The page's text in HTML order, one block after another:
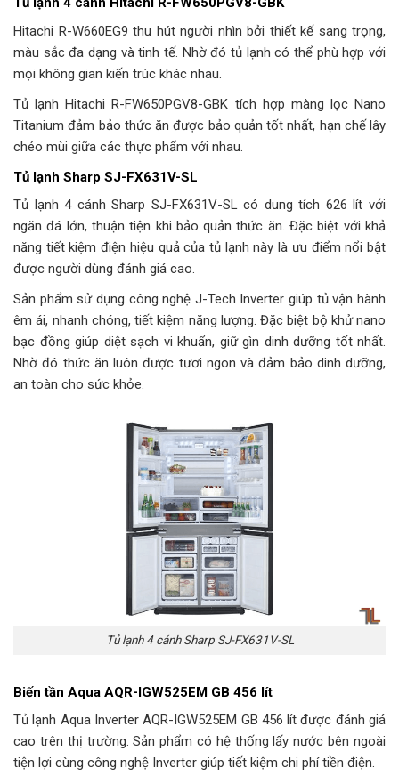
Hitachi R-W660EG9 thu hút người nhìn bởi thiết kế sang trọng,
màu sắc đa dạng và tinh tế. Nhờ đó tủ lạnh có thể phù hợp với
mọi không gian kiến trúc khác nhau.
Tủ lạnh Hitachi R-FW650PGV8-GBK tích hợp màng lọc Nano
Titanium đảm bảo thức ăn được bảo quản tốt nhất, hạn chế lây
chéo mùi giữa các thực phẩm với nhau.
Tủ lạnh Sharp SJ-FX631V-SL
Tủ lạnh 4 cánh Sharp SJ-FX631V-SL có dung tích 626 lít với
ngăn đá lớn, thuận tiện khi bảo quản thức ăn. Đặc biệt với khả
năng tiết kiệm điện hiệu quả của tủ lạnh này là ưu điểm nổi bật
được người dùng đánh giá cao.
Sản phẩm sử dụng công nghệ J-Tech Inverter giúp tủ vận hành
êm ái, nhanh chóng, tiết kiệm năng lượng. Đặc biệt bộ khử nano
bạc đồng giúp diệt sạch vi khuẩn, giữ gìn dinh dưỡng tốt nhất.
Nhờ đó thức ăn luôn được tươi ngon và đảm bảo dinh dưỡng,
an toàn cho sức khỏe.
Tủ lạnh 4 cánh Sharp SJ-FX631V-SL
Biến tần Aqua AQR-IGW525EM GB 456 lít
Tủ lạnh Aqua Inverter AQR-IGW525EM GB 456 lít được đánh giá
cao trên thị trường. Sản phẩm có hệ thống lấy nước bên ngoài
tiện lợi cùng công nghệ Inverter giúp tiết kiệm chi phí tiền điện.